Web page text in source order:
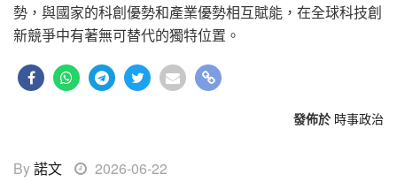
勢，與國家的科創優勢和產業優勢相互賦能，在全球科技創
新競爭中有著無可替代的獨特位置。
發佈於 時事政治
By諾文 2026-06-22